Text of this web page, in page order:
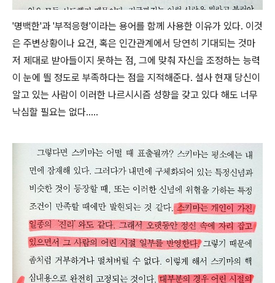
'명백한'과 '부적응형'이라는 용어를 함께 사용한 이유가 있다. 이것
은 주변상황이나 요건, 혹은 인간관계에서 당연히 기대되는 것마
저 제대로 받아들이지 못하는 점, 그에 맞춰 자신을 조정하는 능력
이 눈에 띌 정도로 부족하다는 점을 지적해준다. 설사 현재 당신이
알고 있는 사람이 이러한 나르시시즘 성향을 갖고 있다 해도 너무
낙심할 필요는 없다.....